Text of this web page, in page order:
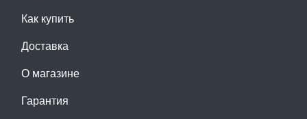
Как купить
Доставка
О магазине
Гарантия